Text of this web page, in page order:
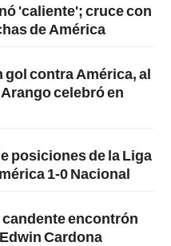
'caliente'; cruce con
de América
gol contra América, al
celebró en
posiciones de la Liga
1-0 Nacional
candente encontrón
Cardona